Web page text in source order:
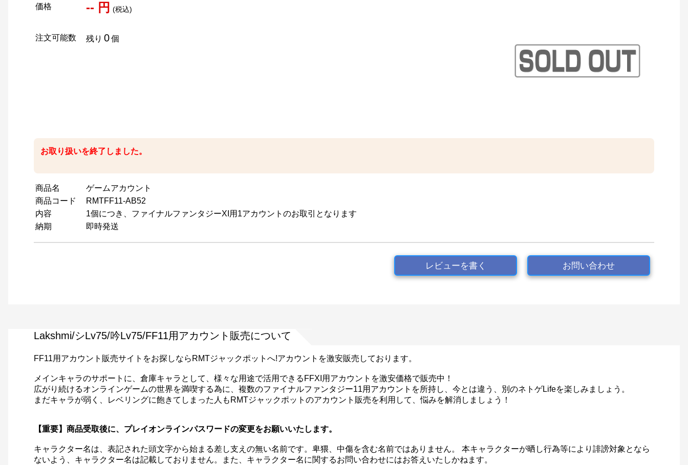
価格 -- 円 (税込)
注文可能数 残り 0個
お取り扱いを終了しました。
商品名
ゲームアカウント
商品コード
RMTFF11-AB52
内容
1個につき、ファイナルファンタジーXI用1アカウントのお取引となります
納期
即時発送
レビューを書く お問い合わせ
Lakshmi/シLv75/吟Lv75/FF11用アカウント販売について
FF11用アカウント販売サイトをお探しならRMTジャックポットへ!アカウントを激安販売しております。
メインキャラのサポートに、倉庫キャラとして、様々な用途で活用できるFFXI用アカウントを激安価格で販売中！
広がり続けるオンラインゲームの世界を満喫する為に、複数のファイナルファンタジー11用アカウントを所持し、今とは違う、別のネトゲLifeを楽しみましょう。
まだキャラが弱く、レベリングに飽きてしまった人もRMTジャックポットのアカウント販売を利用して、悩みを解消しましょう！
【重要】商品受取後に、プレイオンラインパスワードの変更をお願いいたします。
キャラクター名は、表記された頭文字から始まる差し支えの無い名前です。卑猥、中傷を含む名前ではありません。 本キャラクターが晒し行為等により誹謗対象となら
ないよう、キャラクター名は記載しておりません。また、キャラクター名に関するお問い合わせにはお答えいたしかねます。